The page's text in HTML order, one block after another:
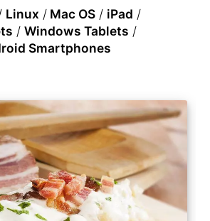
Linux / Mac OS / iPad /
/ Windows Tablets /
Smartphones